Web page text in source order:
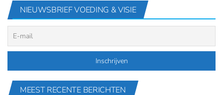
NIEUWSBRIEF VOEDING & VISIE
MEEST RECENTE BERICHTEN